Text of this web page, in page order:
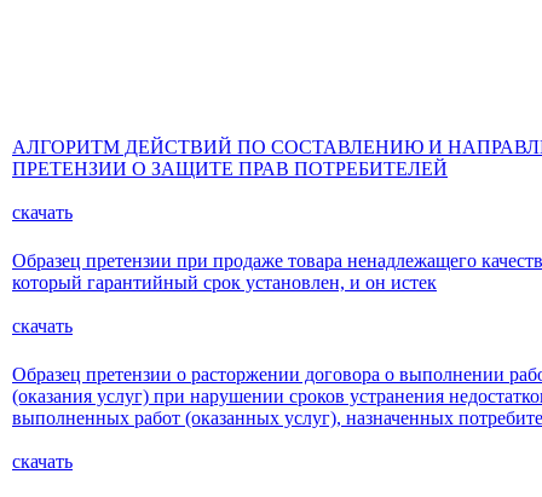
АЛГОРИТМ ДЕЙСТВИЙ ПО СОСТАВЛЕНИЮ И
ПРЕТЕНЗИИ О ЗАЩИТЕ ПРАВ ПОТРЕБИТЕЛЕЙ
скачать
Образец претензии при продаже товара ненадлежащего
который гарантийный срок установлен, и он истек
скачать
Образец претензии о расторжении договора о выполнении
(оказания услуг) при нарушении сроков устранения
выполненных работ (оказанных услуг), назначенных
скачать